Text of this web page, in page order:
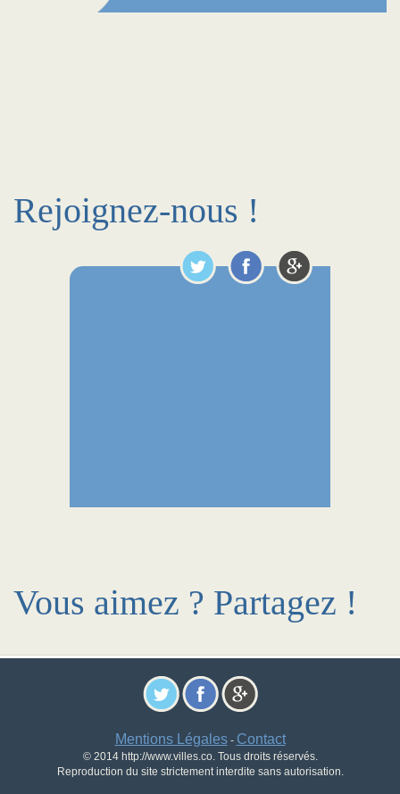
Rejoignez-nous !
Vous aimez ? Partagez !
Mentions Légales- Contact
© 2014 http://www.villes.co. Tous droits réservés.
Reproduction du site strictement interdite sans autorisation.